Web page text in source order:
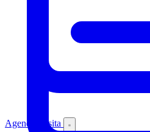
Agendar visita